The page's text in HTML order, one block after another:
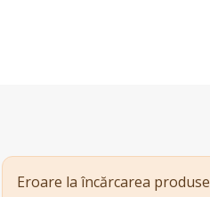
Eroare la încărcarea